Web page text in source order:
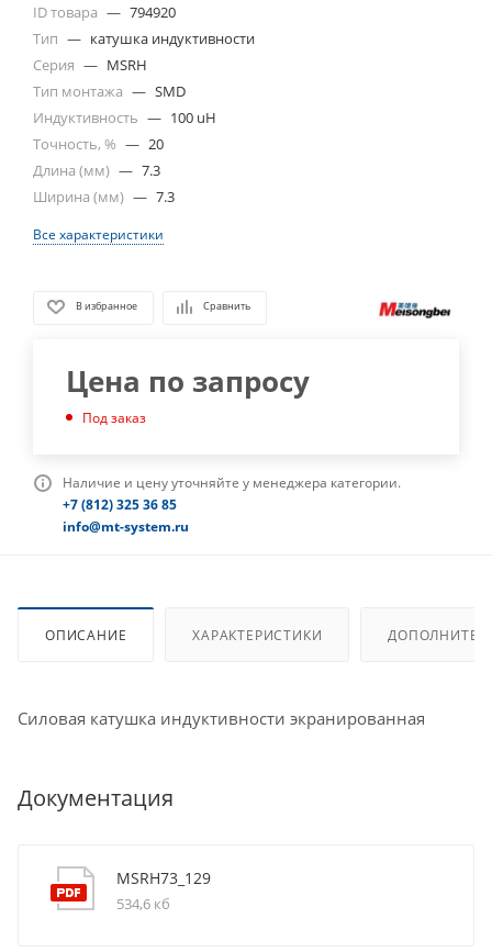
ID товара — 794920
Тип — катушка индуктивности
Серия — MSRH
Тип монтажа — SMD
Индуктивность — 100 uH
Точность, % — 20
Длина (мм) — 7.3
Ширина (мм) — 7.3
Все характеристики
В избранное Сравнить
Цена по запросу
Под заказ
Наличие и цену уточняйте у менеджера категории.
+7 (812) 325 36 85
info@mt-system.ru
ОПИСАНИЕ ХАРАКТЕРИСТИКИ
Силовая катушка индуктивности экранированная
Документация
MSRH73_129
534,6 кб